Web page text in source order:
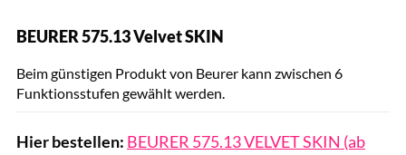
BEURER 575.13 Velvet SKIN
Beim günstigen Produkt von Beurer kann zwischen 6
Funktionsstufen gewählt werden.
Hier bestellen: BEURER 575.13 VELVET SKIN (ab